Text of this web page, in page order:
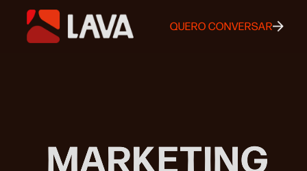
QUERO CONVERSAR